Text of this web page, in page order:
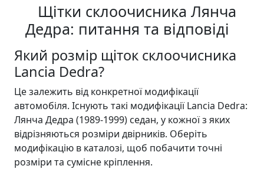
Щітки склоочисника Лянча
Дедра: питання та відповіді
Який розмір щіток склоочисника
Lancia Dedra?
Це залежить від конкретної модифікації
автомобіля. Існують такі модифікації Lancia Dedra:
Лянча Дедра (1989-1999) седан, у кожної з яких
відрізняються розміри двірників. Оберіть
модифікацію в каталозі, щоб побачити точні
розміри та сумісне кріплення.